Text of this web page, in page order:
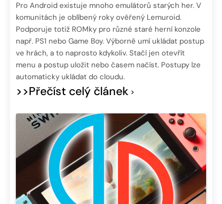
Pro Android existuje mnoho emulátorů starých her. V
komunitách je oblíbený roky ověřený Lemuroid.
Podporuje totiž ROMky pro různé staré herní konzole
např. PS1 nebo Game Boy. Výborně umí ukládat postup
ve hrách, a to naprosto kdykoliv. Stačí jen otevřít
menu a postup uložit nebo časem načíst. Postupy lze
automaticky ukládat do cloudu.
>>Přečíst celý článek